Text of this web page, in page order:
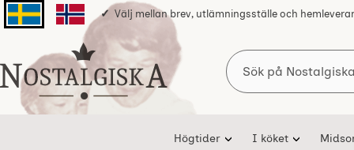
Svenska sidanNorska sidan
Välj mellan brev, utlämningsställe och
Startsidan för Nostalgiska
Sök
Högtider I köket